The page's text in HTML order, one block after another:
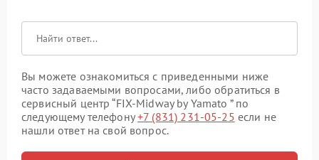
Вы можете ознакомиться с приведенными ниже
часто задаваемыми вопросами, либо обратиться в
сервисный центр “FIX-Midway by Yamato ” по
следующему телефону+7 (831) 231-05-25 если не
нашли ответ на свой вопрос.